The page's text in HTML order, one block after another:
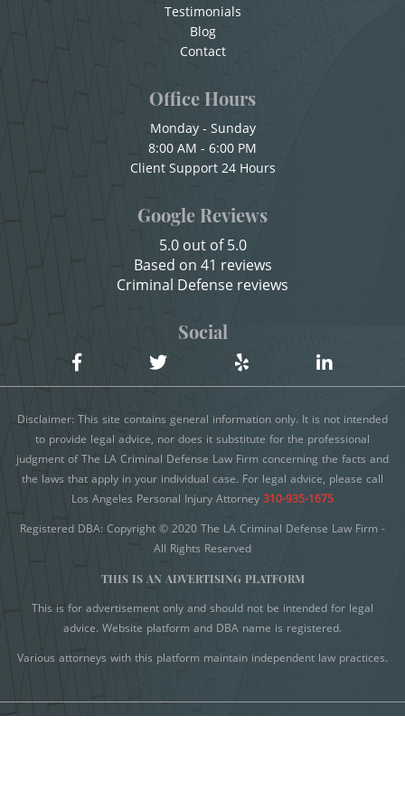
Attempted Murder
Dissuading a Witness or Victim
Emergency Protective Order
Gang Enhancement
Kidnapping
Manslaughter
Murder
Voluntary Manslaughter
Embezzlement
Filing False Documents
Child Endangerment
Child Pornography
Credit Card Fraud
Criminal Threats
Damaging Phone, Electrical Or Utility Lines
Dañar Líneas Telefónicas, Eléctricas o de
Servicios Públicos
Delitos Contra la Propiedad
Delitos De Armas
Delitos de Conducción
Delitos De Drogas
Delitos De Fraude
Delitos de Hurto
Derechos De Los Padres En Casos Juveniles
Testimonials
Blog
Contact
Office Hours
Monday - Sunday
8:00 AM - 6:00 PM
Client Support 24 Hours
Google Reviews
5.0 out of 5.0
Based on 41 reviews
Criminal Defense reviews
Social
Disclaimer: This site contains general information only. It is not intended
to provide legal advice, nor does it substitute for the professional
judgment of The LA Criminal Defense Law Firm concerning the facts and
the laws that apply in your individual case. For legal advice, please call
Los Angeles Personal Injury Attorney 310-935-1675
Registered DBA: Copyright © 2020 The LA Criminal Defense Law Firm -
All Rights Reserved
THIS IS AN ADVERTISING PLATFORM
This is for advertisement only and should not be intended for legal
advice. Website platform and DBA name is registered.
Various attorneys with this platform maintain independent law practices.